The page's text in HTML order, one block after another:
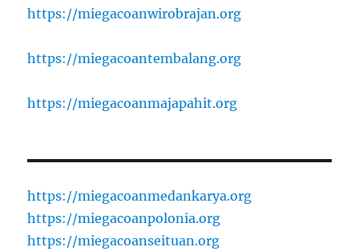
https://miegacoanwirobrajan.org
https://miegacoantembalang.org
https://miegacoanmajapahit.org
https://miegacoanmedankarya.org
https://miegacoanpolonia.org
https://miegacoanseituan.org